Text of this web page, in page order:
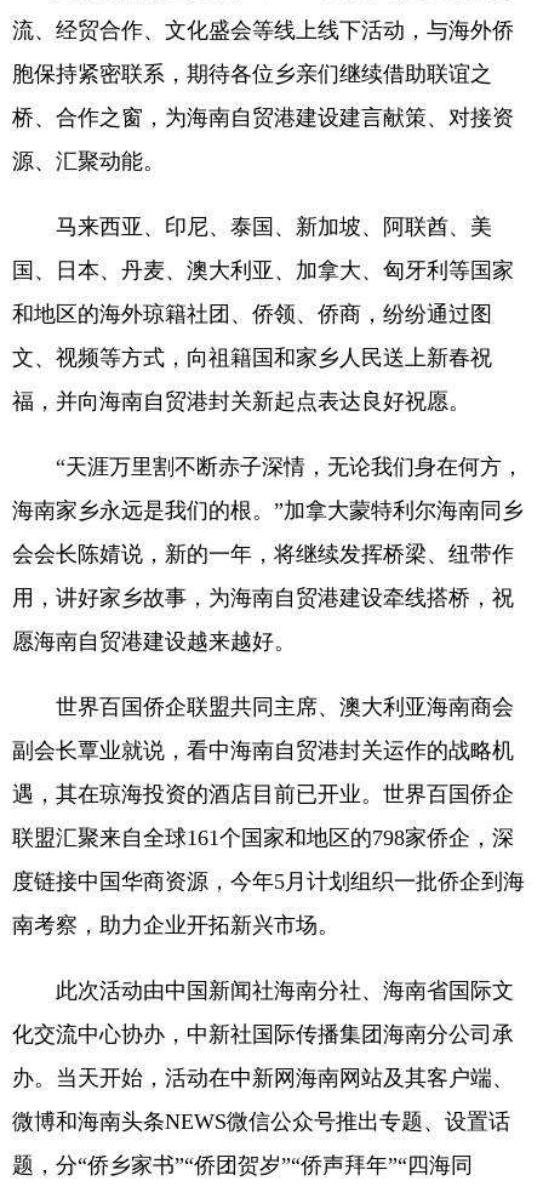
流、经贸合作、文化盛会等线上线下活动，与海外侨
胞保持紧密联系，期待各位乡亲们继续借助联谊之
桥、合作之窗，为海南自贸港建设建言献策、对接资
源、汇聚动能。
马来西亚、印尼、泰国、新加坡、阿联酋、美
国、日本、丹麦、澳大利亚、加拿大、匈牙利等国家
和地区的海外琼籍社团、侨领、侨商，纷纷通过图
文、视频等方式，向祖籍国和家乡人民送上新春祝
福，并向海南自贸港封关新起点表达良好祝愿。
“天涯万里割不断赤子深情，无论我们身在何方，
海南家乡永远是我们的根。”加拿大蒙特利尔海南同乡
会会长陈婧说，新的一年，将继续发挥桥梁、纽带作
用，讲好家乡故事，为海南自贸港建设牵线搭桥，祝
愿海南自贸港建设越来越好。
世界百国侨企联盟共同主席、澳大利亚海南商会
副会长覃业就说，看中海南自贸港封关运作的战略机
遇，其在琼海投资的酒店目前已开业。世界百国侨企
联盟汇聚来自全球161个国家和地区的798家侨企，深
度链接中国华商资源，今年5月计划组织一批侨企到海
南考察，助力企业开拓新兴市场。
此次活动由中国新闻社海南分社、海南省国际文
化交流中心协办，中新社国际传播集团海南分公司承
办。当天开始，活动在中新网海南网站及其客户端、
微博和海南头条NEWS微信公众号推出专题、设置话
题，分“侨乡家书”“侨团贺岁”“侨声拜年”“四海同